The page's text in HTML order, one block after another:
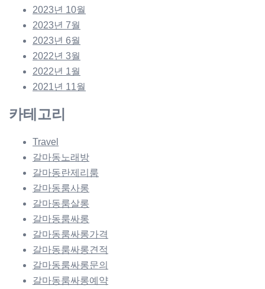
2023년 10월
2023년 7월
2023년 6월
2022년 3월
2022년 1월
2021년 11월
카테고리
Travel
갈마동노래방
갈마동란제리룸
갈마동룸사롱
갈마동룸살롱
갈마동룸싸롱
갈마동룸싸롱가격
갈마동룸싸롱견적
갈마동룸싸롱문의
갈마동룸싸롱예약